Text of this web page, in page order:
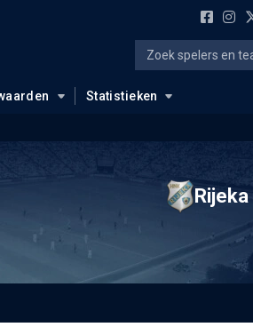
Statistieken
Rijeka